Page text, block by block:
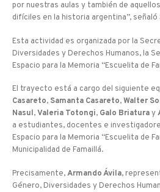
por nuestras aulas y también de
difíciles en la historia argentina”, señaló
Esta actividad es organizada por la
Diversidades y Derechos Humanos, la
Espacio para la Memoria “Escuelita de
El trayecto está a cargo del siguiente
Casareto, Samanta Casareto,Walter
Nasul,Valeria Totongi, Galo Briaturay
a estudiantes, docentes e
Espacio para la Memoria “Escuelita de
Municipalidad de Famaillá.
Precisamente,Armando Ávila,
Género, Diversidades y Derechos